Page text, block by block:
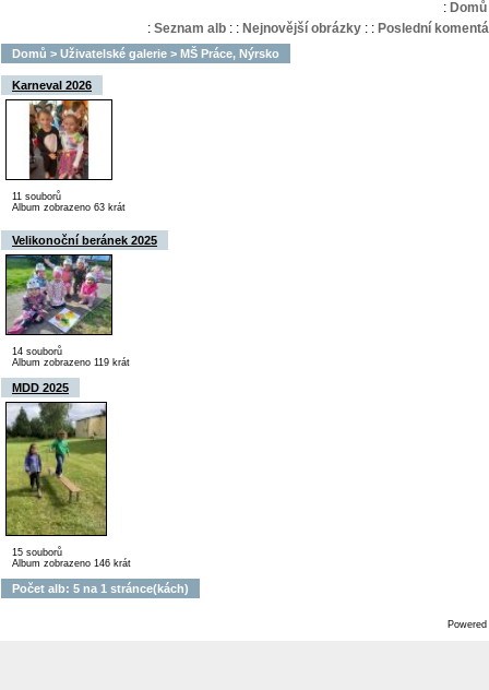
: Domů
: Seznam alb: : Nejnovější obrázky: : Poslední
Domů > Uživatelské galerie > MŠ Práce, Nýrsko
Karneval 2026
11 souborů
Album zobrazeno 63 krát
Velikonoční beránek 2025
14 souborů
Album zobrazeno 119 krát
MDD 2025
15 souborů
Album zobrazeno 146 krát
Počet alb: 5 na 1 stránce(kách)